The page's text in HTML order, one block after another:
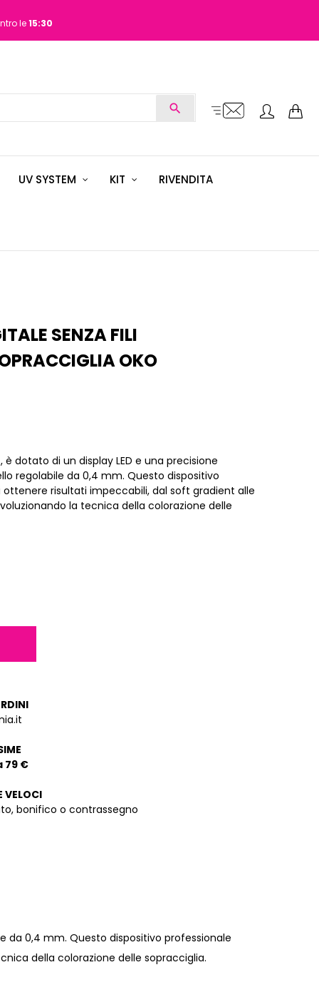
le15:30
search
UV SYSTEM KIT RIVENDITA
SENZA FILI
OKO
dotato di un display LED e una precisione
regolabile da 0,4 mm. Questo dispositivo
risultati impeccabili, dal soft gradient alle
la tecnica della colorazione delle
79 €
VELOCI
bonifico o contrassegno
da 0,4 mm. Questo dispositivo professionale
della colorazione delle sopracciglia.